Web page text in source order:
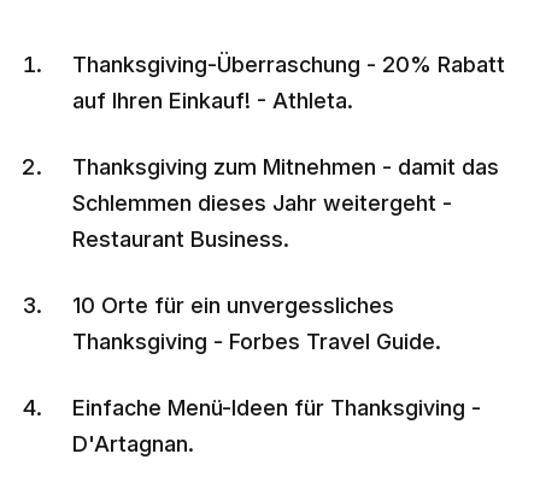
Thanksgiving-Überraschung - 20% Rabatt
auf Ihren Einkauf! - Athleta.
Thanksgiving zum Mitnehmen - damit das
Schlemmen dieses Jahr weitergeht -
Restaurant Business.
10 Orte für ein unvergessliches
Thanksgiving - Forbes Travel Guide.
Einfache Menü-Ideen für Thanksgiving -
D'Artagnan.